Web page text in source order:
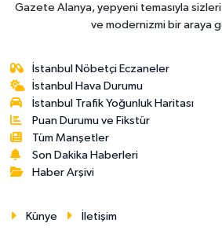
Gazete Alanya, yepyeni temasıyla
ve modernizmi bir araya
İstanbul Nöbetçi Eczaneler
İstanbul Hava Durumu
İstanbul Trafik Yoğunluk Haritası
Puan Durumu ve Fikstür
Tüm Manşetler
Son Dakika Haberleri
Haber Arşivi
Künye İletişim